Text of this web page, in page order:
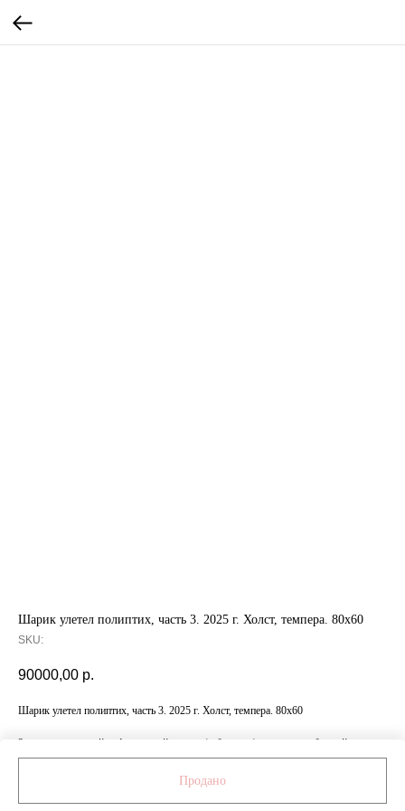
Шарик улетел полиптих, часть 3. 2025 г. Холст, темпера. 80x60
SKU:
90000,00 р.
Шарик улетел полиптих, часть 3. 2025 г. Холст, темпера. 80x60
За дополнительной информацией о ценах/габаритах/материалах обращайтесь
к менеджеру по номеру: +7 999 472 84 11